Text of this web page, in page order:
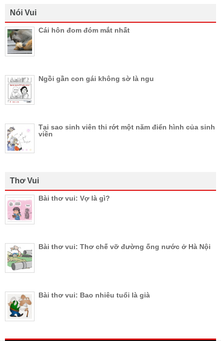
Nói Vui
Cái hôn đom đóm mắt nhất
Ngồi gần con gái không sờ là ngu
Tại sao sinh viên thi rớt một năm điển hình của sinh
viên
Thơ Vui
Bài thơ vui: Vợ là gì?
Bài thơ vui: Thơ chế vỡ đường ống nước ở Hà Nội
Bài thơ vui: Bao nhiêu tuổi là già